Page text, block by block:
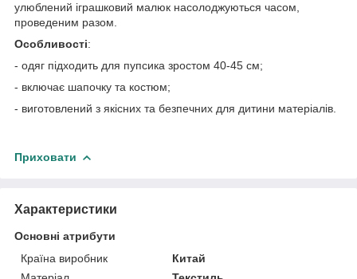
улюблений іграшковий малюк насолоджуються часом,
проведеним разом.
Особливості:
- одяг підходить для пупсика зростом 40-45 см;
- включає шапочку та костюм;
- виготовлений з якісних та безпечних для дитини матеріалів.
Приховати
Характеристики
Основні атрибути
Країна виробник
Китай